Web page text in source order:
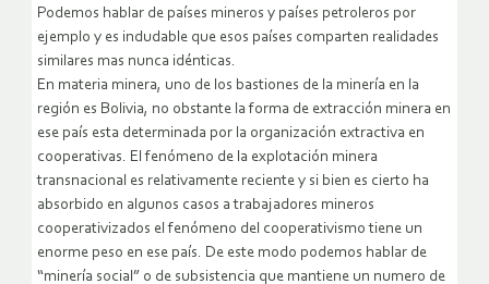
Podemos hablar de países mineros y países petroleros por
ejemplo y es indudable que esos países comparten realidades
similares mas nunca idénticas.
En materia minera, uno de los bastiones de la minería en la
región es Bolivia, no obstante la forma de extracción minera en
ese país esta determinada por la organización extractiva en
cooperativas. El fenómeno de la explotación minera
transnacional es relativamente reciente y si bien es cierto ha
absorbido en algunos casos a trabajadores mineros
cooperativizados el fenómeno del cooperativismo tiene un
enorme peso en ese país. De este modo podemos hablar de
“minería social” o de subsistencia que mantiene un numero de